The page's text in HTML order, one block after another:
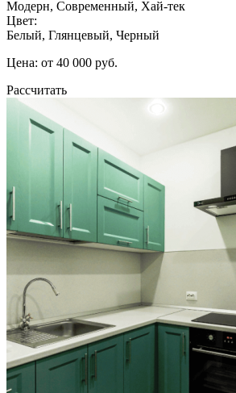
Модерн, Современный, Хай-тек
Цвет:
Белый, Глянцевый, Черный
Цена: от 40 000 руб.
Рассчитать